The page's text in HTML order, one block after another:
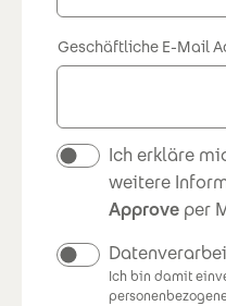
Geschäftliche E-Mail
Newsletter
Ich erkläre
weitere
Approve per
Ich bin damit